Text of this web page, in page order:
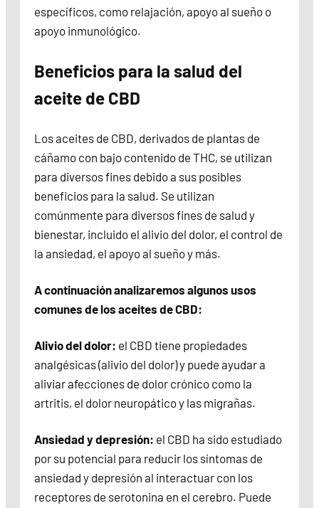
específicos, como relajación, apoyo al sueño o
apoyo inmunológico.
Beneficios para la salud del
aceite de CBD
Los aceites de CBD, derivados de plantas de
cáñamo con bajo contenido de THC, se utilizan
para diversos fines debido a sus posibles
beneficios para la salud. Se utilizan
comúnmente para diversos fines de salud y
bienestar, incluido el alivio del dolor, el control de
la ansiedad, el apoyo al sueño y más.
A continuación analizaremos algunos usos
comunes de los aceites de CBD:
Alivio del dolor: el CBD tiene propiedades
analgésicas (alivio del dolor) y puede ayudar a
aliviar afecciones de dolor crónico como la
artritis, el dolor neuropático y las migrañas.
Ansiedad y depresión: el CBD ha sido estudiado
por su potencial para reducir los síntomas de
ansiedad y depresión al interactuar con los
receptores de serotonina en el cerebro. Puede